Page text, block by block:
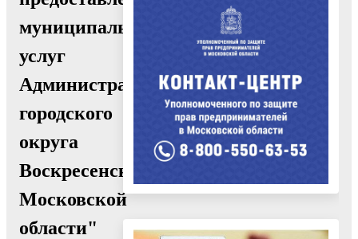
муниципальных
услуг
Администрации
городского
округа
Воскресенск
Московской
области"